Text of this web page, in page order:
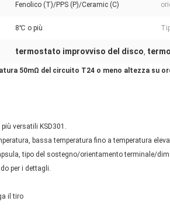
Fenolico (T)/PPS (P)/Ceramic (C)
8℃ o più
termostato improvviso del disco,
50mΩ del circuito T24 o meno altezza su
versatili KSD301.
bassa temperatura fino a temperatura
tipo del sostegno/orientamento terminale/
per i dettagli.
il tiro